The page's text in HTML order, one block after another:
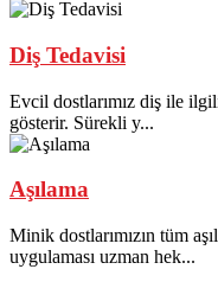
Diş Tedavisi
Evcil dostlarımız diş ile
gösterir. Sürekli y...
Aşılama
Minik dostlarımızın tüm
uygulaması uzman hek...